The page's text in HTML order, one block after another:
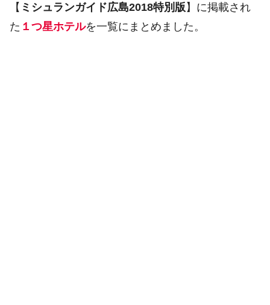
【 ミシュランガイド広島2018特別版 】に掲載され
た １つ星ホテルを一覧にまとめました。